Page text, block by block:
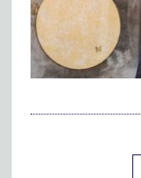
代表メッセージ